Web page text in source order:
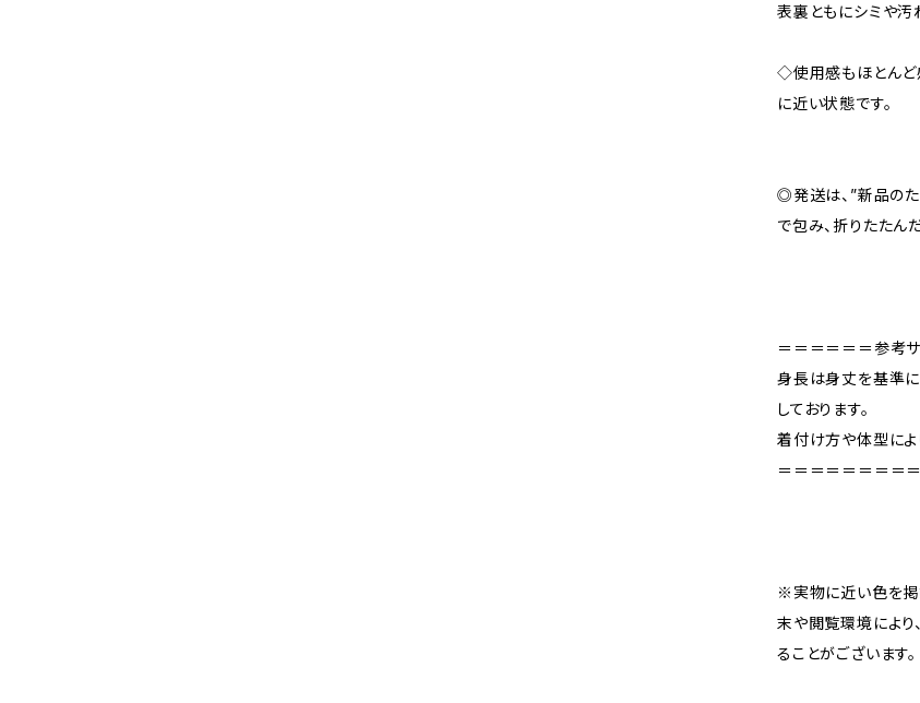
表裏ともにシミや汚
◇使用感もほとんど
に近い状態です。
◎発送は、”新品の
で包み、折りたたん
＝＝＝＝＝＝参考
身長は身丈を基準に
しております。
着付け方や体型によ
＝＝＝＝＝＝＝＝
※実物に近い色を掲
末や閲覧環境によ
ることがございます。